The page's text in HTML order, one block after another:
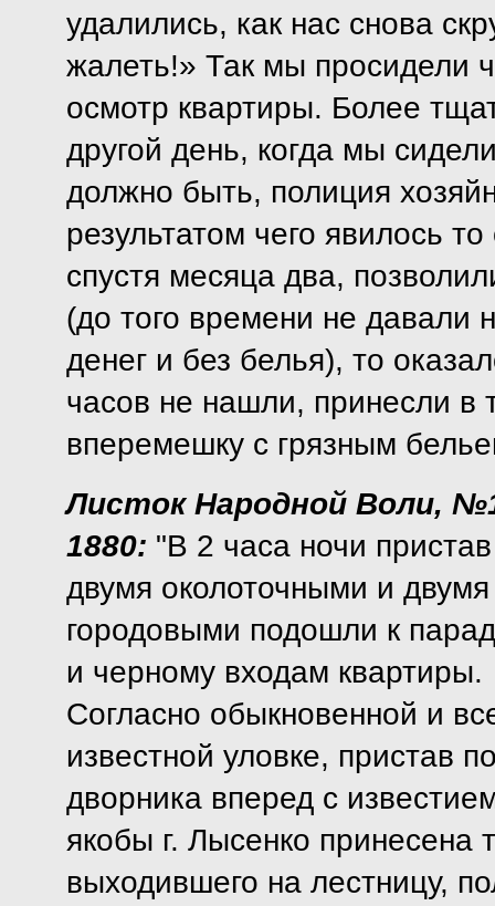
удалились, как нас снова
жалеть!» Так мы просидели
осмотр квартиры. Более
другой день, когда мы
должно быть, полиция
результатом чего явилось
спустя месяца два,
(до того времени не давали
денег и без белья), то
часов не нашли, принесли в
вперемешку с грязным
Листок Народной Воли,
1880: "В 2 часа ночи
двумя околоточными и двумя
городовыми подошли к
и черному входам квартиры.
Согласно обыкновенной и
известной уловке, пристав
дворника вперед с
якобы г. Лысенко принесена
выходившего на лестницу,